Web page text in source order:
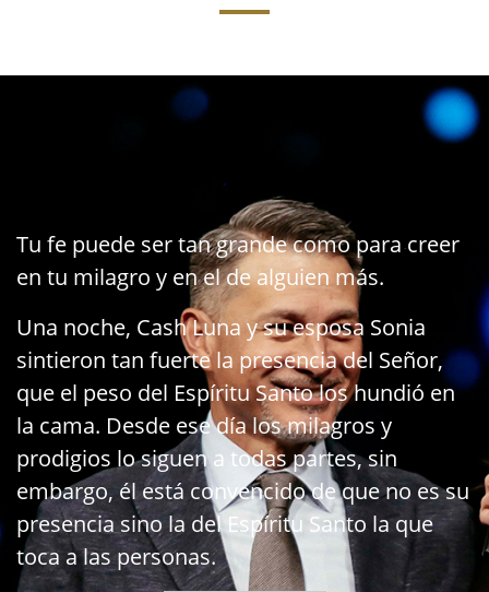
Tu fe puede ser tan grande como para creer
en tu milagro y en el de alguien más.
Una noche, Cash Luna y su esposa Sonia
sintieron tan fuerte la presencia del Señor,
que el peso del Espíritu Santo los hundió en
la cama. Desde ese día los milagros y
prodigios lo siguen a todas partes, sin
embargo, él está convencido de que no es su
presencia sino la del Espíritu Santo la que
toca a las personas.